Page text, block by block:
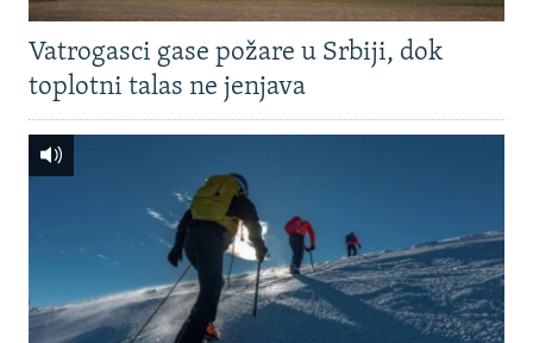
Vatrogasci gase požare u Srbiji, dok
toplotni talas ne jenjava